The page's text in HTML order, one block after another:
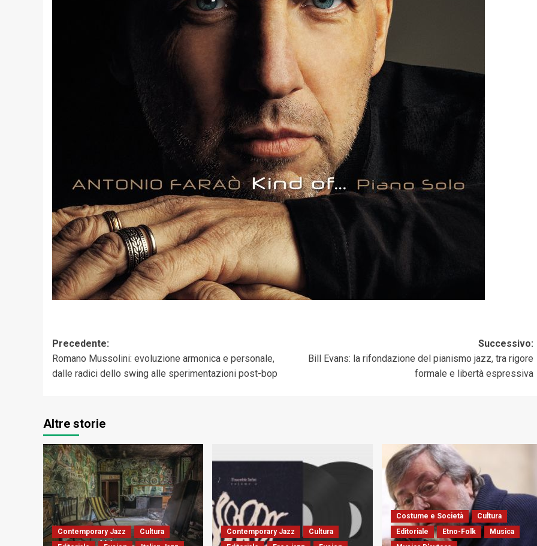
Navigazione
articolo
Precedente:
Romano Mussolini: evoluzione armonica e personale,
dalle radici dello swing alle sperimentazioni post-bop
Successivo:
Bill Evans: la rifondazione del pianismo jazz, tra rigore
formale e libertà espressiva
Altre storie
Contemporary Jazz
Cultura
Contemporary Jazz
Cultura
Costume e Società
Cultura
Editoriale
Etno-Folk
Musica